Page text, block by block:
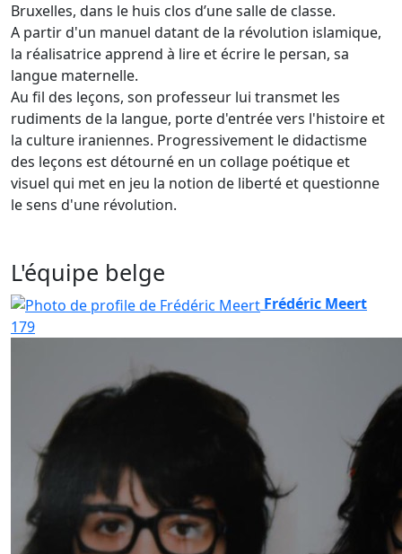
Bruxelles, dans le huis clos d’une salle de classe.
A partir d'un manuel datant de la révolution islamique,
la réalisatrice apprend à lire et écrire le persan, sa
langue maternelle.
Au fil des leçons, son professeur lui transmet les
rudiments de la langue, porte d'entrée vers l'histoire et
la culture iraniennes. Progressivement le didactisme
des leçons est détourné en un collage poétique et
visuel qui met en jeu la notion de liberté et questionne
le sens d'une révolution.
L'équipe belge
Frédéric Meert
179